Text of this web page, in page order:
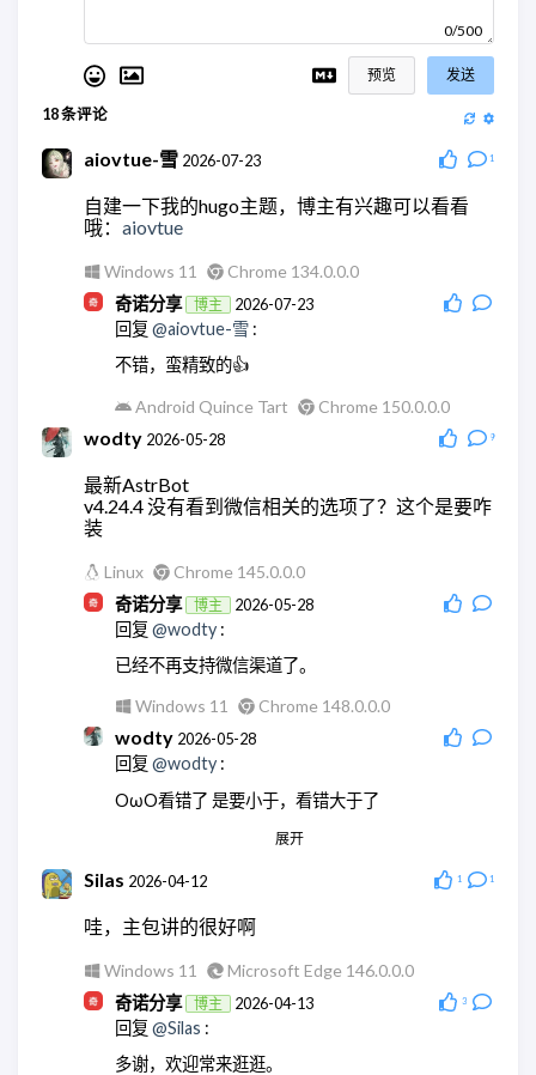
0/500
预览 发送
18条评论
aiovtue-雪 2026-07-23 1
自建一下我的hugo主题，博主有兴趣可以看看
哦： aiovtue
Windows 11
Chrome 134.0.0.0
奇诺分享
博主 2026-07-23
回复 @aiovtue-雪 :
不错，蛮精致的👍
Android Quince Tart Chrome 150.0.0.0
wodty 2026-05-28 9
最新AstrBot
v4.24.4 没有看到微信相关的选项了？这个是要咋
装
Linux
Chrome 145.0.0.0
奇诺分享
博主 2026-05-28
回复 @wodty :
已经不再支持微信渠道了。
Windows 11 Chrome 148.0.0.0
wodty 2026-05-28
回复 @wodty :
OωO看错了 是要小于，看错大于了
Chrome 145.0.0.0
wodty 2026-05-28
现在微信机器人都没法玩了
Linux
Chrome 145.0.0.0
奇诺分享
博主 2026-05-28
回复@wodty
😄没错
展开
Silas 2026-04-12 1 1
哇，主包讲的很好啊
Windows 11
Microsoft Edge 146.0.0.0
奇诺分享
博主 2026-04-13 3
回复 @Silas :
多谢，欢迎常来逛逛。